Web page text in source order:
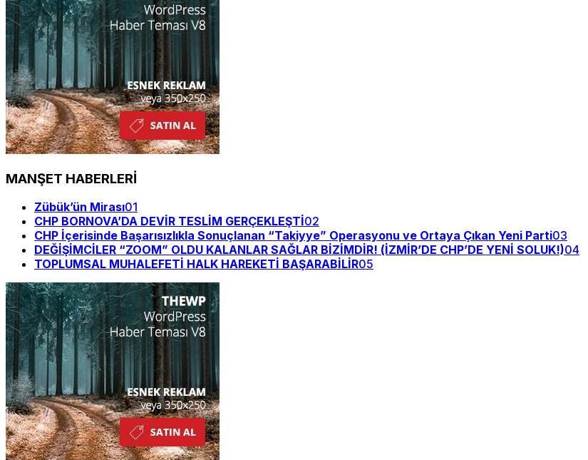
MANŞET HABERLERİ
Zübük’ün Mirası01
CHP BORNOVA’DA DEVİR TESLİM GERÇEKLEŞTİ02
CHP İçerisinde Başarısızlıkla Sonuçlanan “Takiyye” Operasyonu ve Ortaya Çıkan Yeni Parti03
DEĞİŞİMCİLER “ZOOM” OLDU KALANLAR SAĞLAR BİZİMDİR! (İZMİR’DE CHP’DE YENİ SOLUK!)04
TOPLUMSAL MUHALEFETİ HALK HAREKETİ BAŞARABİLİR05